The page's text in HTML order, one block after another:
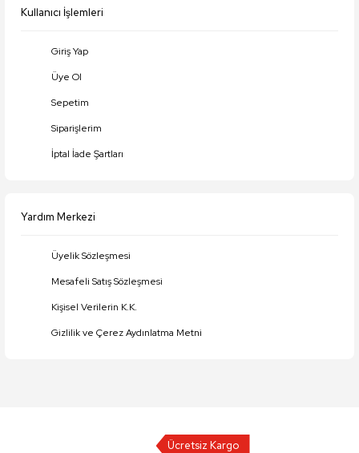
Kullanıcı İşlemleri
Giriş Yap
Üye Ol
Sepetim
Siparişlerim
İptal İade Şartları
Yardım Merkezi
Üyelik Sözleşmesi
Mesafeli Satış Sözleşmesi
Kişisel Verilerin K.K.
Gizlilik ve Çerez Aydınlatma Metni
Ücretsiz Kargo